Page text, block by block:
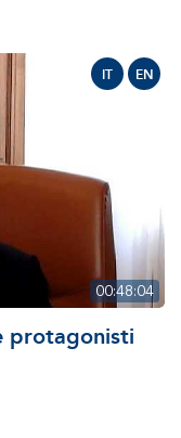
IT EN
00:48:04
protagonisti